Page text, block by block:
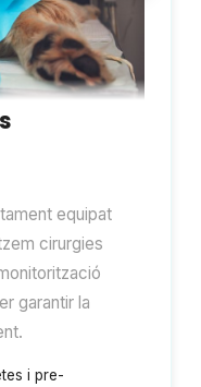
equipat
cirurgies
garantir la
i pre-